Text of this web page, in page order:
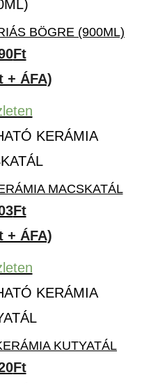
BÖGRE (900ML)
Ft
+ ÁFA)
MACSKATÁL
Ft
+ ÁFA)
KUTYATÁL
Ft